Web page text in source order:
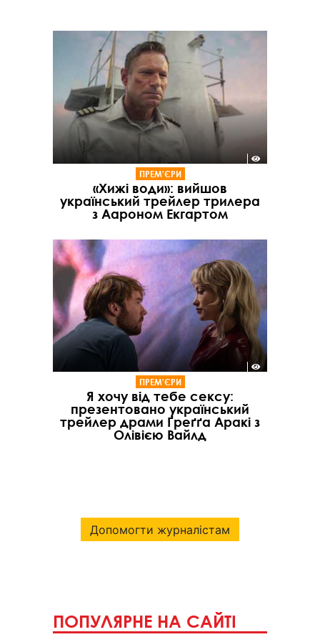
ПРЕМ'ЄРИ
«Хижі води»: вийшов
український трейлер трилера
з Аароном Екгартом
ПРЕМ'ЄРИ
Я хочу від тебе сексу:
презентовано український
трейлер драми Ґреґґа Аракі з
Олівією Вайлд
Допомогти журналістам
ПОПУЛЯРНЕ НА САЙТІ